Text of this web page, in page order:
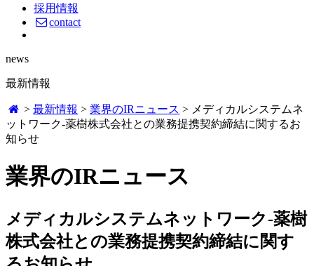
採用情報
contact
news
最新情報
>最新情報 >業界のIRニュース > メディカルシステムネ
ットワーク-薬樹株式会社との業務提携契約締結に関するお
知らせ
業界のIRニュース
メディカルシステムネットワーク-薬樹
株式会社との業務提携契約締結に関す